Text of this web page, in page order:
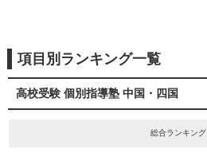
項目別ランキング一覧
高校受験 個別指導塾 中国・四国
総合ランキング